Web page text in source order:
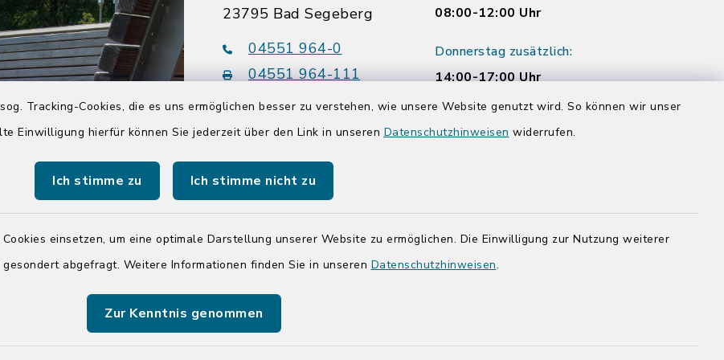
Tracking-Cookies, die es uns ermöglichen besser zu verstehen, wie unsere Website genutzt wird. So können wir unser
Einwilligung hierfür können Sie jederzeit über den Link in unseren Datenschutzhinweisen widerrufen.
Ich stimme zu Ich stimme nicht zu
einsetzen, um eine optimale Darstellung unserer Website zu ermöglichen. Die Einwilligung zur Nutzung weiterer
abgefragt. Weitere Informationen finden Sie in unseren Datenschutzhinweisen.
Zur Kenntnis genommen
23795 Bad Segeberg
04551 964-0
04551 964-111
info@badsegeberg.de
08:00-12:00 Uhr
Donnerstag zusätzlich:
14:00-17:00 Uhr
Quicklinks
Kreis Segeberg
Segeberg